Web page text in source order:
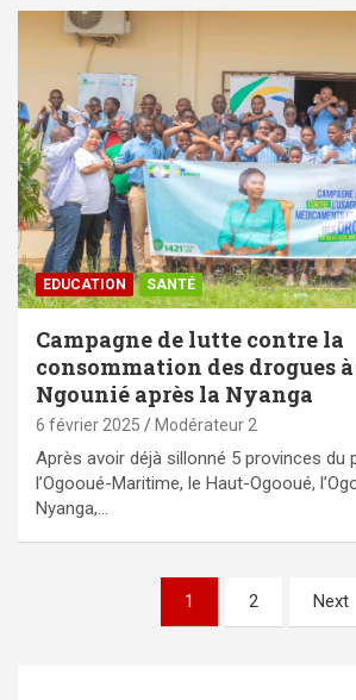
EDUCATION SANTÉ
Campagne de lutte contre la
consommation des drogues à
Ngounié après la Nyanga
6 février 2025 Modérateur 2
Après avoir déjà sillonné 5 provinces du
l’Ogooué-Maritime, le Haut-Ogooué,
Nyanga,…
1 2 Next